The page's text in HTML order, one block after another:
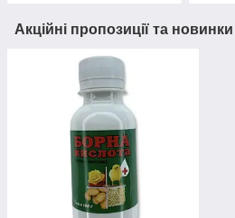
Акційні пропозиції та новинки